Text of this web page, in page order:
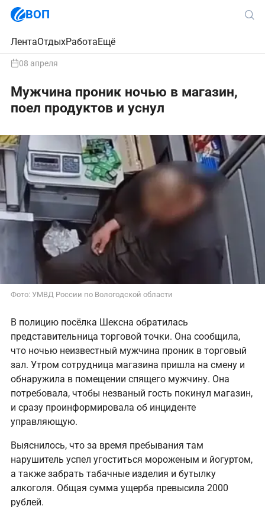
ВОП
ЛентаОтдыхРаботаЕщё
08 апреля
Мужчина проник ночью в магазин,
поел продуктов и уснул
Фото: УМВД России по Вологодской области
В полицию посёлка Шексна обратилась
представительница торговой точки. Она сообщила,
что ночью неизвестный мужчина проник в торговый
зал. Утром сотрудница магазина пришла на смену и
обнаружила в помещении спящего мужчину. Она
потребовала, чтобы незваный гость покинул магазин,
и сразу проинформировала об инциденте
управляющую.
Выяснилось, что за время пребывания там
нарушитель успел угоститься мороженым и йогуртом,
а также забрать табачные изделия и бутылку
алкоголя. Общая сумма ущерба превысила 2000
рублей.